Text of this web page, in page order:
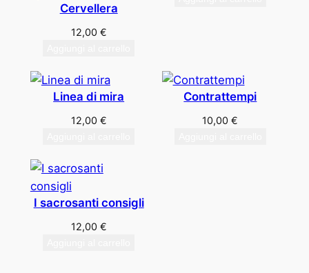
r
e
n
t
e
Cervellera
12,00 €
Linea di mira
12,00 €
Contrattempi
10,00€
I sacrosanti consigli
12,00 €